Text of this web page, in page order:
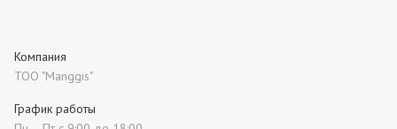
Компания
ТОО "Manggis"
График работы